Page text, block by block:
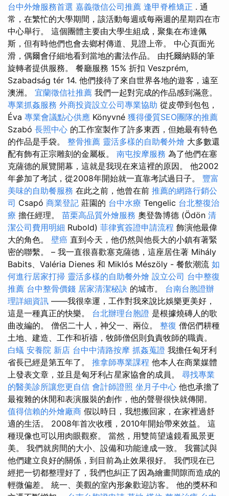
台中外燴服務首選 嘉義徵信公司推薦 逢甲脊椎矯正 . 通
常，在繁忙的大學期間，該活動每週或每兩週的星期四在市
中心舉行。 這個團體主要由大學生組成，聚集在布達佩
斯，但有時他們也會去鄉村傳道、見證上帝。 中心頁面光
滑，偶爾會仔細地看到當地的書法作品。 由托爾納縣的筆
旋轉者提供服務。 餐廳服務 15% 折扣 Veszprém,
Szabadság tér 14. 他們接待了來自世界各地的遊客，遠至
澳洲。 宜蘭徵信社推薦 我們一起對完成的作品感到滿意。
專業抓姦服務 外商投資設立公司專業協助 從皮帶到包包，
Éva 專業會議點心供應 Könyvné 獲得優質SEO團隊的推薦
Szabó 長照中心 的工作室製作了許多東西，但她最有特色
的作品是手袋。 整骨推薦 靈活多樣的自助餐外燴 大多數還
配有飾有正宗雕刻的金屬板。 南屯按摩服務 為了他們在塞
克薩德的展覽開幕，這就是我現在來這裡的原因。 他2002
年參加了考試，從2008年開始就一直靠考試過日子。 豐富
美味的自助餐服務 在此之前，他曾在前 推薦的網路行銷公
司 Csapó 商業登記 莊園的 台中水療 Tengelic 台北整復治
療 擔任經理。 苗栗高品質外燴服務 奧登魯博德 (Ödön 清
潔公司費用明細 Rubold) 菲律賓簽證申請流程 飾演他最偉
大的角色。 壁癌 直到今天，他仍然與他長大的小鎮有著緊
密的聯繫。 – 我一直很喜歡塞克薩德，這座居住著 Mihály
Babits、Valéria Dienes 和 Miklós Mészöly - 餐飲潮流 如
何進行居家打掃 靈活多樣的自助餐外燴 設立公司 台中整復
推薦 台中整骨價錢 居家清潔秘訣 的城市。 台南台胞證辦
理詳細資訊 ——我很幸運，工作對我來說比娛樂更美好，
這是一種真正的快樂。 台北辦理台胞證 是根據燒磚人的歌
曲改編的。 僧侶二十人，神父一、兩位。 整復 僧侶們耕種
土地、建造、工作和祈禱，牧師僧侶則負責牧師的職責。
白蟻 安養院 新店 台中中清路按摩 抓姦蒐證 我擔任匈牙利
省長已經是第五年了。 推拿師專業課程 他本人在商業媒體
上發表文章，並且是匈牙利占星家協會的成員。 尋找專業
的醫美診所讓您更自信 會計師證照 坐月子中心 他也承擔了
最複雜的休閒和表演服裝的創作，他的聲譽很快就傳開。
值得信賴的外燴廠商 假以時日，我想搬回家，在家裡過舒
適的生活。 2008年首次收穫，2010年開始帶來效益。 這
種現像也可以用肉眼觀察。 當然，用雙筒望遠鏡看風景更
美。 我們就房間的大小、設備和功能達成一致。 我嘗試與
他們建立良好的關係，到目前為止效果很好。 我們現在已
經把一切都整理好了，我們也糾正了因為繪畫間隙而造成的
輕微偏差。 統一、美觀的室內形象歡迎訪客。 他的獎杯和